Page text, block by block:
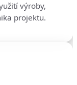
výroby,
projektu.